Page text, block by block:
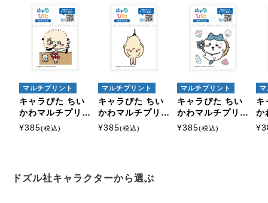
マルチプリント
キャラぴた ちい
かわマルチプリン
トシート① ミニ9
¥385(税込)
マルチプリント
キャラぴた ちい
かわマルチプリン
トシート① ミニ1
¥385(税込)
マルチプリント
キャラぴた ちい
かわマルチプリン
トシート① ミニ1
¥385(税込)
マ
キ
か
ト
¥
ドズル社キャラクターから選ぶ